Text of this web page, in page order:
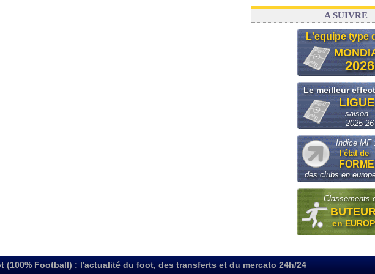
A SUIVRE
L'equipe type
2026
Le meilleur
saison
2025-26
Indice MF
l'état de
FORME
des clubs en
Classements
en
(100% Football) : l'actualité du foot, des transferts et du mercato 24h/24